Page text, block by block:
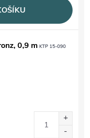
0,9 m KTP 15-090